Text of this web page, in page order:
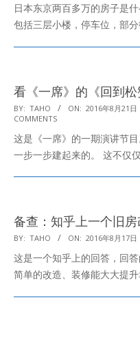
08
日本东京两百多万的房子是
包括三层小楼，停车位，部分
看《一席》的《回到
2016-
08-
21
BY: TAHO ON: 2016年8月21日
COMMENTS
这是《一席》的一期演讲节
一步一步建起来的。 这不仅
备查：知乎上一个旧
2016-
08-
17
BY: TAHO ON: 2016年8月17日
这是一个知乎上的回答，回
简单的改造、装修能大大提